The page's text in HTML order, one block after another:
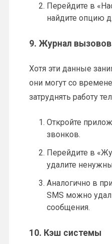
Перейдите в
найдите опцию
9. Журнал вызовов
Хотя эти данные
они могут со
затруднять работу
Откройте
звонков.
Перейдите в
удалите
Аналогично в
SMS можно
сообщения.
10. Кэш системы